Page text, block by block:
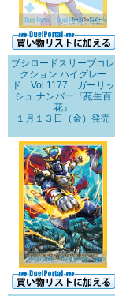
ブシロードスリーブコレ
クション ハイグレー
ド Vol.1177 ガーリッ
シュ ナンバー『苑生百
花』
１月１３日（金）発売